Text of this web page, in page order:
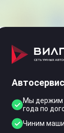
Мы держим
года по
Чиним